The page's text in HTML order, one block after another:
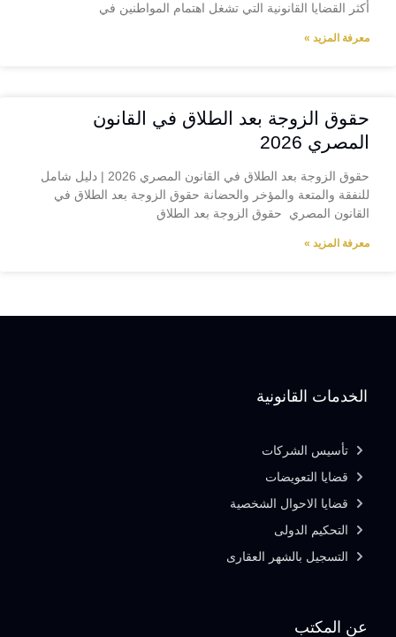
أكثر القضايا القانونية التي تشغل اهتمام المواطنين في
معرفة المزيد »
حقوق الزوجة بعد الطلاق في القانون
المصري 2026
حقوق الزوجة بعد الطلاق في القانون المصري 2026 | دليل شامل
للنفقة والمتعة والمؤخر والحضانة حقوق الزوجة بعد الطلاق في
القانون المصري حقوق الزوجة بعد الطلاق
معرفة المزيد »
عن المكتب
الخدمات القانونية
تأسيس الشركات
قضايا التعويضات
قضايا الاحوال الشخصية
التحكيم الدولى
التسجيل بالشهر العقارى